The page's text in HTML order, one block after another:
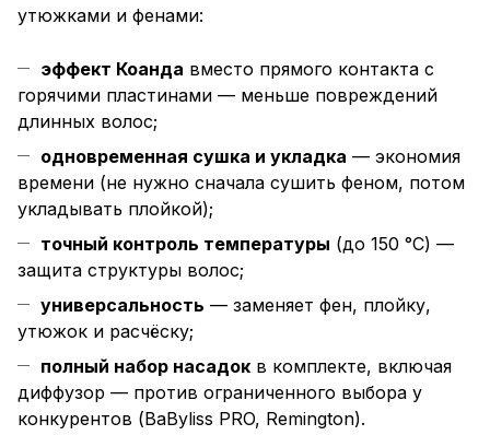
утюжками и фенами:
эффект Коанда вместо прямого контакта с
горячими пластинами — меньше повреждений
длинных волос;
одновременная сушка и укладка — экономия
времени (не нужно сначала сушить феном, потом
укладывать плойкой);
точный контроль температуры (до 150 °C) —
защита структуры волос;
универсальность — заменяет фен, плойку,
утюжок и расчёску;
полный набор насадок в комплекте, включая
диффузор — против ограниченного выбора у
конкурентов (BaByliss PRO, Remington).